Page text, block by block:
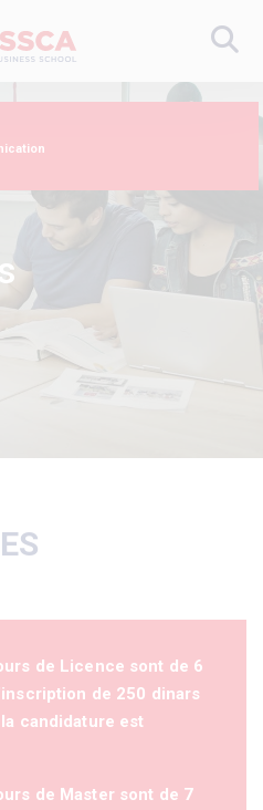
de Licence sont de 6
de 250 dinars
candidature est
de Master sont de 7